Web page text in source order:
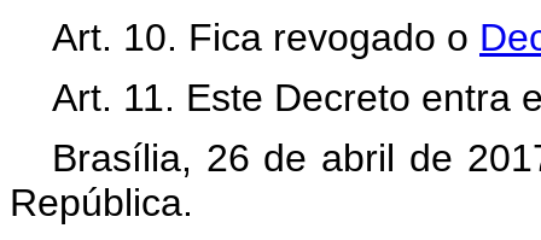
Art. 10. Fica revogado o
Art. 11. Este Decreto entra
Brasília, 26 de abril de
República.